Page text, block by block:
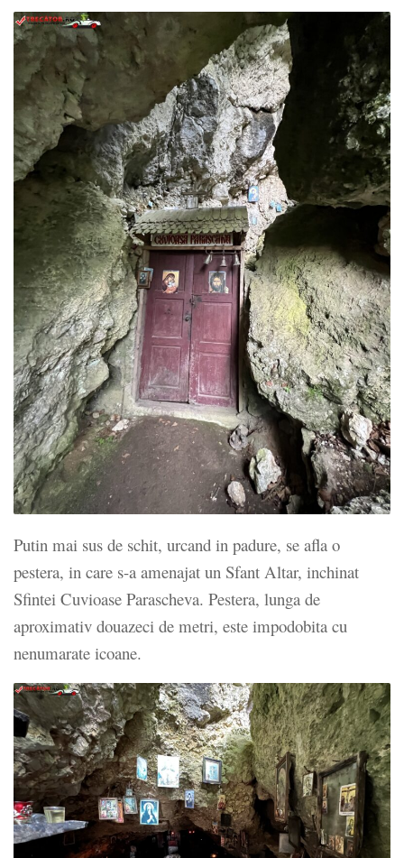
Putin mai sus de schit, urcand in padure, se afla o
pestera, in care s-a amenajat un Sfant Altar, inchinat
Sfintei Cuvioase Parascheva. Pestera, lunga de
aproximativ douazeci de metri, este impodobita cu
nenumarate icoane.